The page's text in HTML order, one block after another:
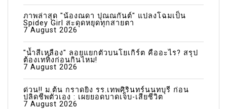
ภาพล่าสุด "น้องณดา ปุณณกันต์" แปลงโฉมเป็น
Spidey Girl สะดุดหยุดทุกสายตา
7 August 2026
"น้ำสีเหลือง" ลอยแยกตัวบนโยเกิร์ต คืออะไร? สรุป
ต้องเททิ้งก่อนกินไหม!
7 August 2026
ด่วน!! ม.ต้น กราดยิง รร.เทพศิรินทร์นนทบุรี ก่อน
ปลิดชีพตัวเอง : เผยยอดบาดเจ็บ-เสียชีวิต
7 August 2026